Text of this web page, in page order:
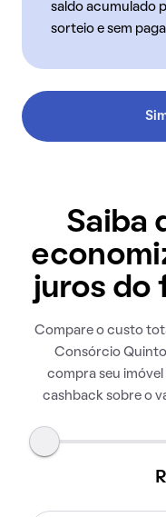
saldo acumulado
sorteio e sem
Saiba
juros do
Compare o custo
Consórcio
compra seu imóvel
cashback sobre o